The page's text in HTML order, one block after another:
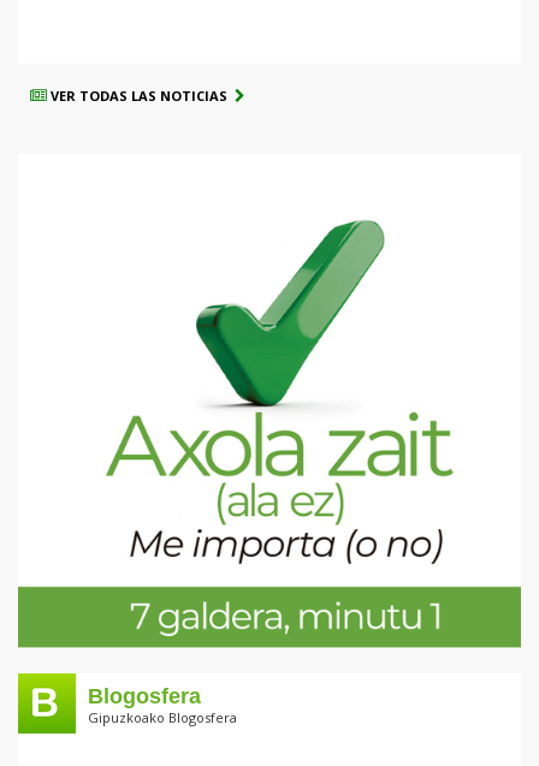
VER TODAS LAS NOTICIAS
Blogosfera
Gipuzkoako Blogosfera